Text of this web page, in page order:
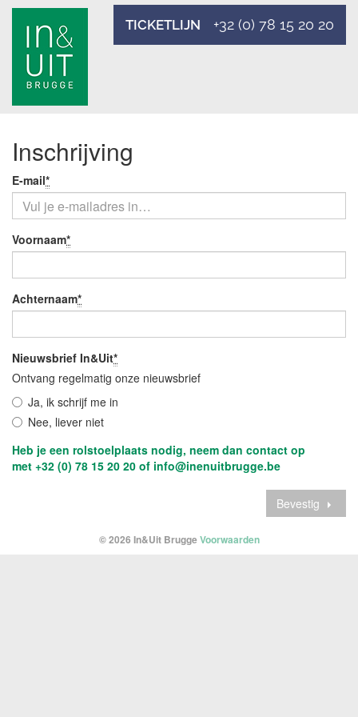
TICKETLIJN +32 (0) 78 15 20 20
Inschrijving
Je
e-
mail
E-mail*
Verplicht
veld
Je
Voornaam*
Verplicht
Achternaam*
Verplicht
Verdere
gegevens
Nieuwsbrief In&Uit*
Verplicht
Ontvang regelmatig onze nieuwsbrief
Ja, ik schrijf me in
Nee, liever niet
Heb je een rolstoelplaats nodig, neem dan contact op
met +32 (0) 78 15 20 20 of info@inenuitbrugge.be
Bevestig
© 2026 In&Uit BruggeVoorwaarden